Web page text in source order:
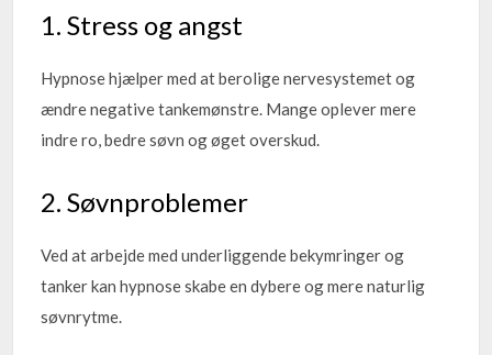
1. Stress og angst
Hypnose hjælper med at berolige nervesystemet og
ændre negative tankemønstre. Mange oplever mere
indre ro, bedre søvn og øget overskud.
2. Søvnproblemer
Ved at arbejde med underliggende bekymringer og
tanker kan hypnose skabe en dybere og mere naturlig
søvnrytme.